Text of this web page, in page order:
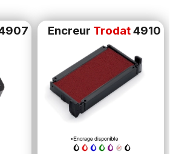
Encreur Trodat4910